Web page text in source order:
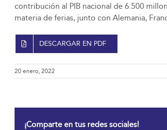
contribución al PIB nacional de 6.500
materia de ferias, junto con Alemania,
DESCARGAR EN PDF
20 enero, 2022
¡Comparte en tus redes sociales!